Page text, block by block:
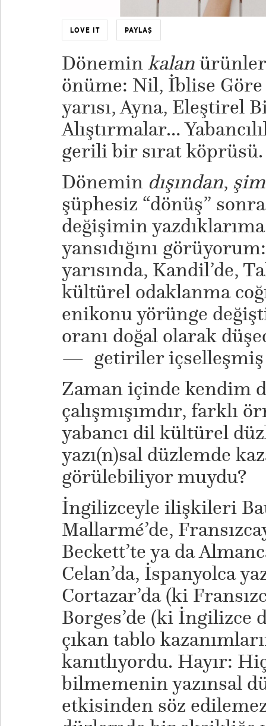
LOVE IT PAYLAŞ
Döneminkalan
önüme: Nil, İblise
yarısı, Ayna, Eleştirel
Alıştırmalar…
gerili bir sırat köprüsü.
Dönemin dışından,
şüphesiz “dönüş”
değişimin
yansıdığını
yarısında, Kandil’de,
kültürel odaklanma
enikonu yörünge
oranı doğal olarak
— getiriler içselleşmiş
Zaman içinde kendim
çalışmışımdır, farklı
yabancı dil kültürel
yazı(n)sal düzlemde
görülebiliyor muydu?
İngilizceyle ilişkileri
Mallarmé’de,
Beckett’te ya da
Celan’da, İspanyolca
Cortazar’da (ki
Borges’de (ki İngilizce
çıkan tablo
kanıtlıyordu. Hayır:
bilmemenin yazınsal
etkisinden söz